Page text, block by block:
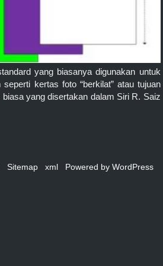
yang biasanya digunakan untuk
seperti kertas foto “berkilat” atau tujuan
yang disertakan dalam Siri R. Saiz
Sitemap xml Powered by WordPress